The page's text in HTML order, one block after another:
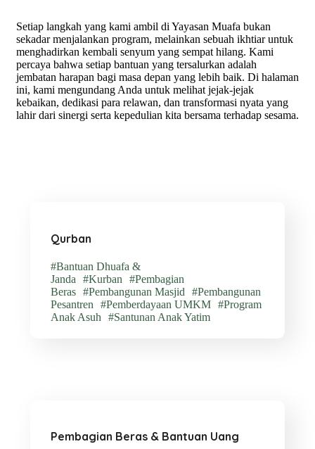
Setiap langkah yang kami ambil di Yayasan Muafa bukan
sekadar menjalankan program, melainkan sebuah ikhtiar untuk
menghadirkan kembali senyum yang sempat hilang. Kami
percaya bahwa setiap bantuan yang tersalurkan adalah
jembatan harapan bagi masa depan yang lebih baik. Di halaman
ini, kami mengundang Anda untuk melihat jejak-jejak
kebaikan, dedikasi para relawan, dan transformasi nyata yang
lahir dari sinergi serta kepedulian kita bersama terhadap sesama.
Qurban
#Bantuan Dhuafa &
Janda
#Kurban
#Pembagian
Beras #Pembangunan Masjid
#Pembangunan
Pesantren
#Pemberdayaan UMKM #Program
Anak Asuh
#Santunan Anak Yatim
Pembagian Beras & Bantuan Uang